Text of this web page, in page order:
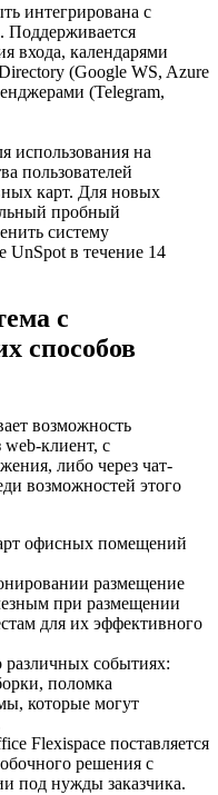
интегрирована с
входа, календарями
(Google WS, Azure
(Telegram,
использования на
пользователей
карт. Для новых
пробный
систему
UnSpot в течение 14
с
способов
возможность
web-клиент, с
либо через чат-
возможностей этого
офисных помещений
размещение
при размещении
для их эффективного
событиях:
поломка
которые могут
Flexispace поставляется
решения с
под нужды заказчика.